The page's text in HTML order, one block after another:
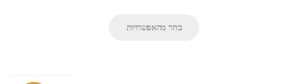
בחר מהאפשרויות